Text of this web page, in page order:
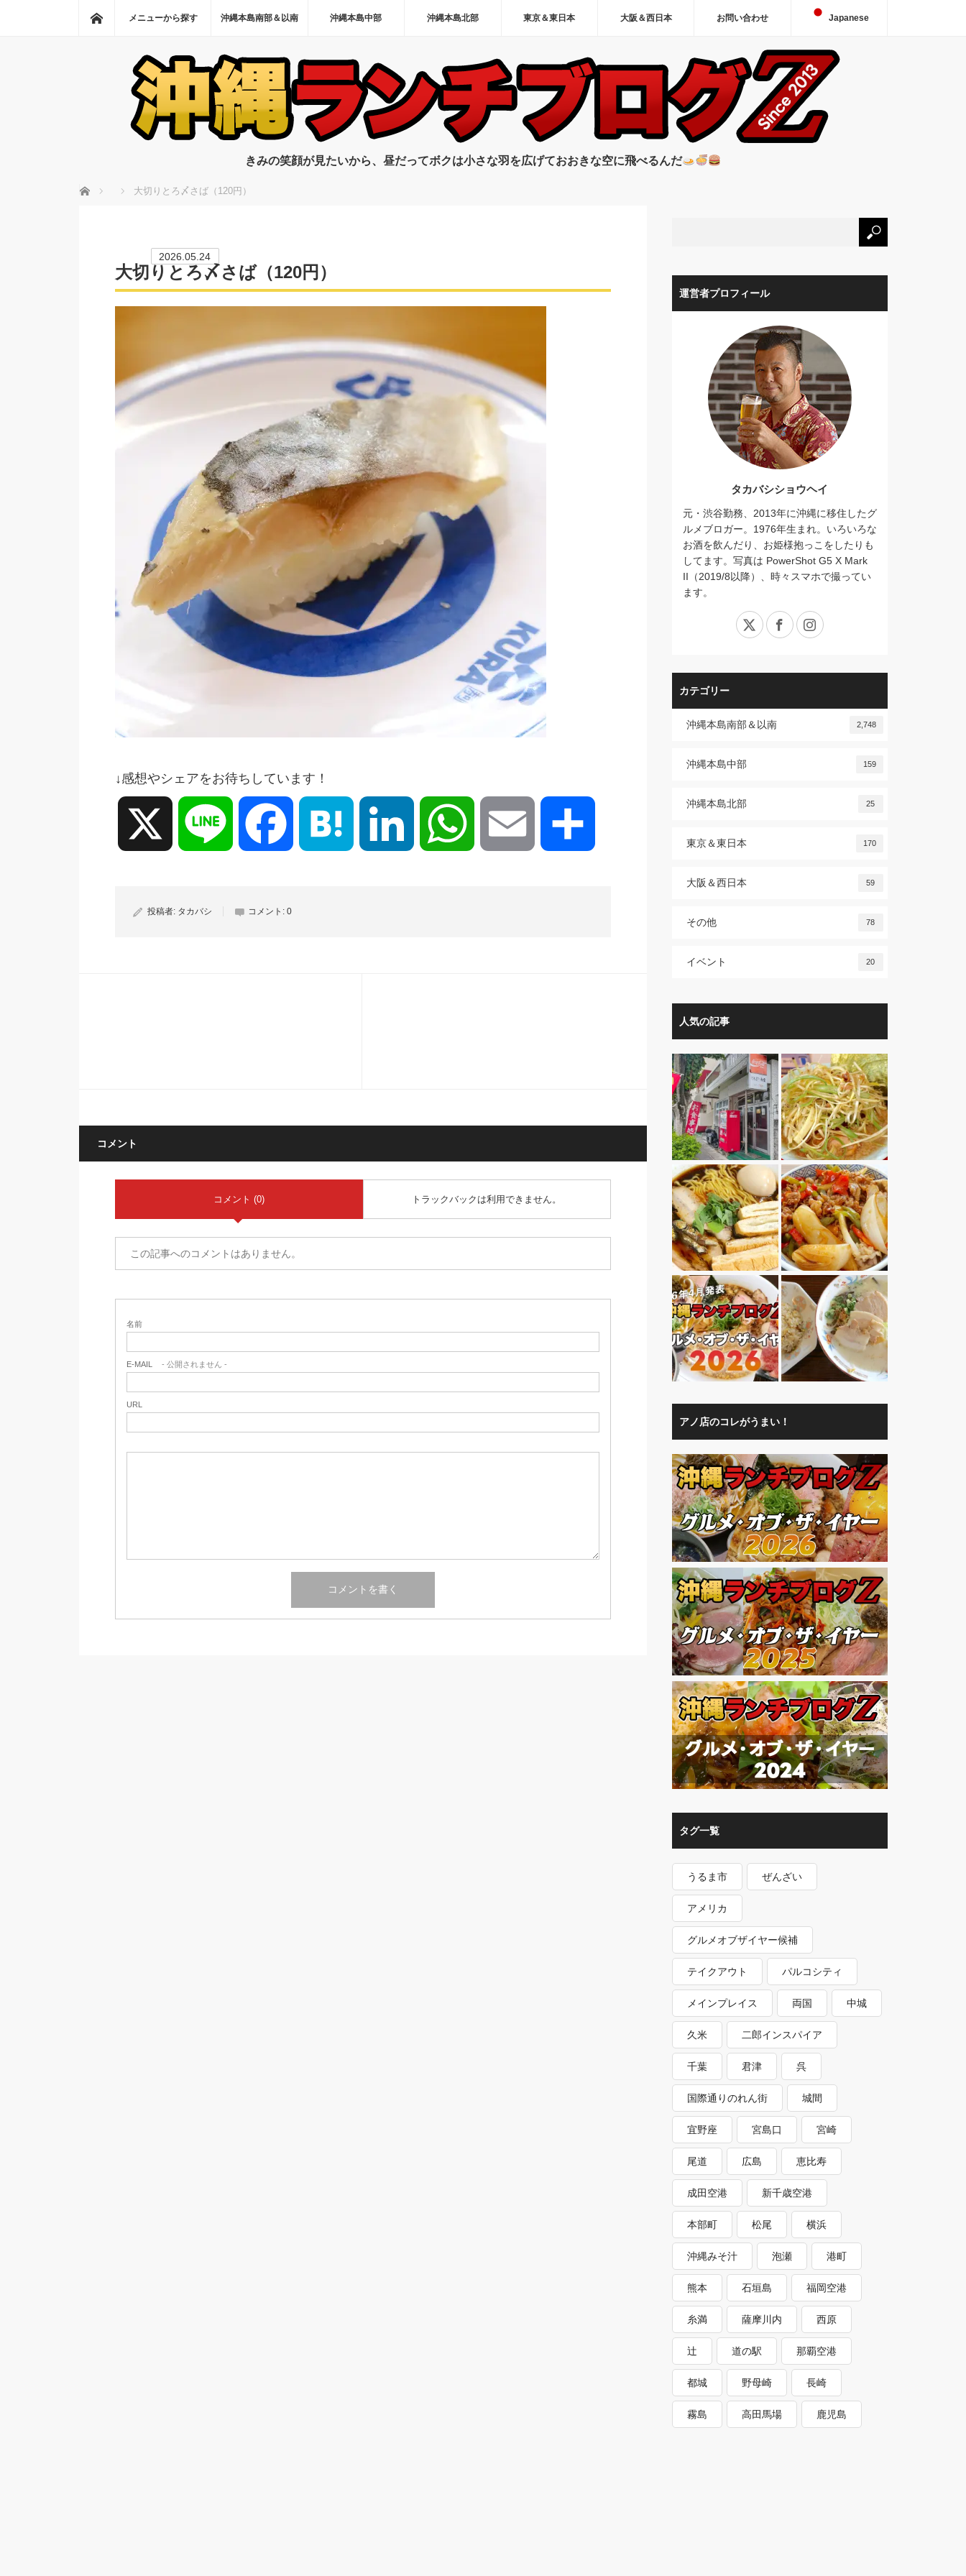
ホーム
メニューから探す 沖縄本島南部＆以南 沖縄本島中部 沖縄本島北部 東京＆東日本 大阪＆西日本 お問い合わせ Japanese
きみの笑顔が見たいから、昼だってボクは小さな羽を広げておおきな空に飛べるんだ
ホーム 大切りとろ〆さば（120円）
2026.05.24
大切りとろ〆さば（120円）
↓感想やシェアをお待ちしています！
Line Facebook Hatena LinkedIn WhatsApp Email
投稿者: タカバシ コメント: 0
コメント
コメント (0) トラックバックは利用できません。
この記事へのコメントはありません。
名前
E-MAIL - 公開されません -
URL
運営者プロフィール
タカバシショウヘイ
元・渋谷勤務、2013年に沖縄に移住したグ
ルメブロガー。1976年生まれ。いろいろな
お酒を飲んだり、お姫様抱っこをしたりも
してます。写真は PowerShot G5 X Mark
II（2019/8以降）、時々スマホで撮ってい
ます。
X FacebookInstagram
カテゴリー
沖縄本島南部＆以南 2,748
沖縄本島中部 159
沖縄本島北部 25
東京＆東日本 170
大阪＆西日本 59
その他 78
イベント 20
人気の記事
アノ店のコレがうまい！
タグ一覧
うるま市 ぜんざい
アメリカ
グルメオブザイヤー候補
テイクアウト パルコシティ
メインプレイス 両国 中城
久米 二郎インスパイア
千葉 君津 呉
国際通りのれん街 城間
宜野座 宮島口 宮崎
尾道 広島 恵比寿
成田空港 新千歳空港
本部町 松尾 横浜
沖縄みそ汁 泡瀬 港町
熊本 石垣島 福岡空港
糸満 薩摩川内 西原
辻 道の駅 那覇空港
都城 野母崎 長崎
霧島 高田馬場 鹿児島